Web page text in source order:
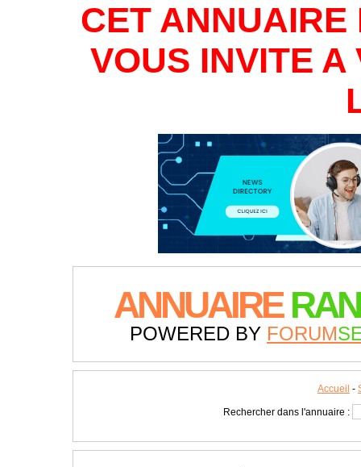
CET
VOUS INVITE A
ANNUAIRE
POWERED BY FORUM
Accueil -
Rechercher dans l'annuaire :